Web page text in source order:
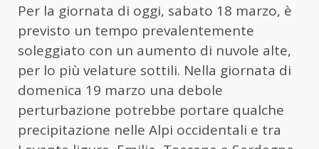
Per la giornata di oggi, sabato 18 marzo, è
previsto un tempo prevalentemente
soleggiato con un aumento di nuvole alte,
per lo più velature sottili. Nella giornata di
domenica 19 marzo una debole
perturbazione potrebbe portare qualche
precipitazione nelle Alpi occidentali e tra